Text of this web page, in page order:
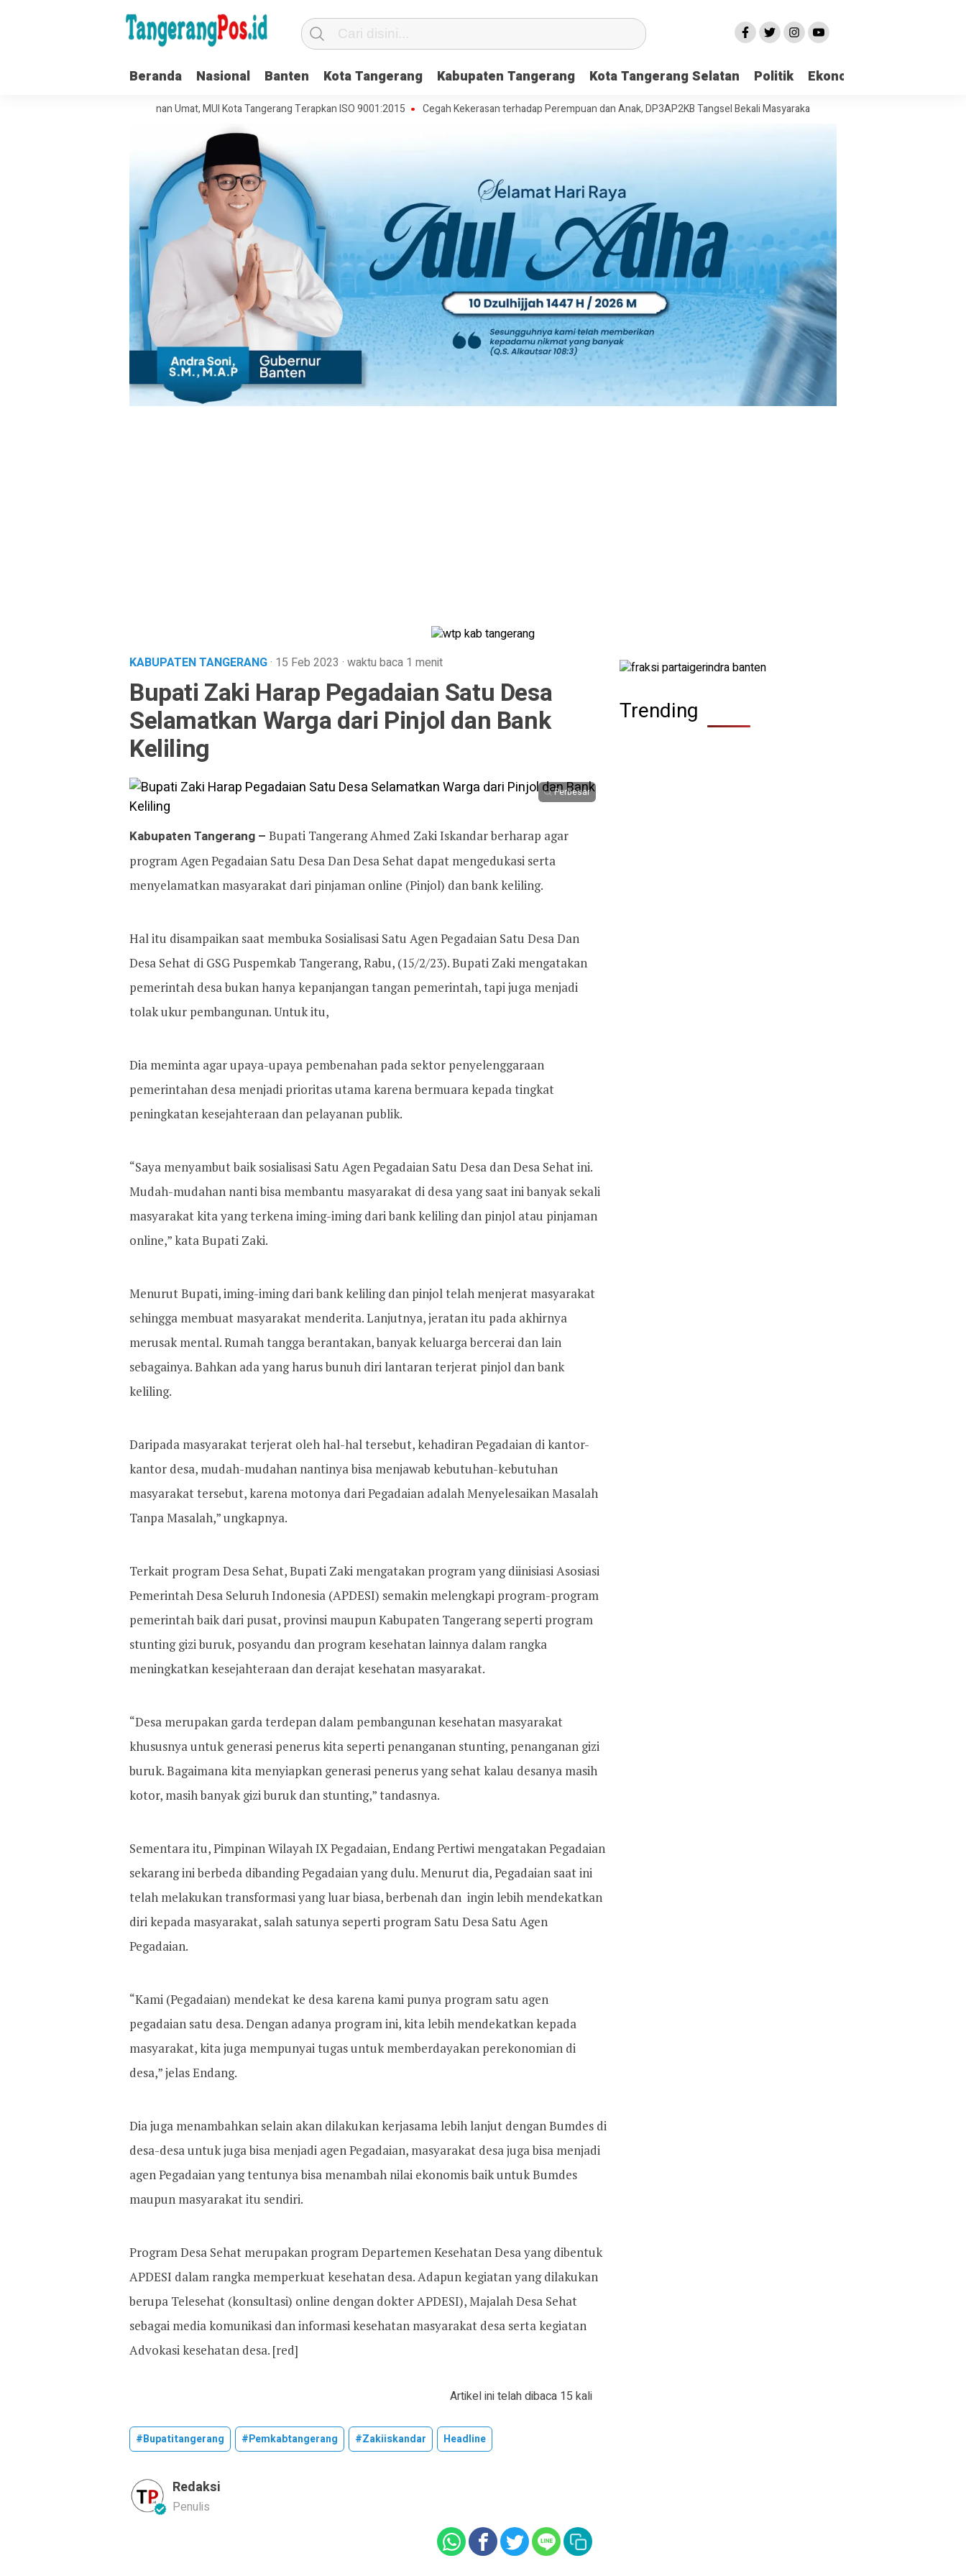
Beranda Nasional Banten Kota Tangerang Kabupaten Tangerang Kota Tangerang Selatan Politik Ekonomi
Organisasi dan Pelayanan Umat, MUI Kota Tangerang Terapkan ISO 9001:2015 Cegah Kekerasan terhadap Perempuan dan Anak, DP3AP2KB Tangsel Bekali Masyarakat Manajemen Stres dan Dukungan Psikologi
KABUPATEN TANGERANG· 15 Feb 2023 · waktu baca 1 menit
Bupati Zaki Harap Pegadaian Satu Desa
Selamatkan Warga dari Pinjol dan Bank
Keliling
Perbesar
Kabupaten Tangerang – Bupati Tangerang Ahmed Zaki Iskandar berharap agar
program Agen Pegadaian Satu Desa Dan Desa Sehat dapat mengedukasi serta
menyelamatkan masyarakat dari pinjaman online (Pinjol) dan bank keliling.
Hal itu disampaikan saat membuka Sosialisasi Satu Agen Pegadaian Satu Desa Dan
Desa Sehat di GSG Puspemkab Tangerang, Rabu, (15/2/23). Bupati Zaki mengatakan
pemerintah desa bukan hanya kepanjangan tangan pemerintah, tapi juga menjadi
tolak ukur pembangunan. Untuk itu,
Dia meminta agar upaya-upaya pembenahan pada sektor penyelenggaraan
pemerintahan desa menjadi prioritas utama karena bermuara kepada tingkat
peningkatan kesejahteraan dan pelayanan publik.
“Saya menyambut baik sosialisasi Satu Agen Pegadaian Satu Desa dan Desa Sehat ini.
Mudah-mudahan nanti bisa membantu masyarakat di desa yang saat ini banyak sekali
masyarakat kita yang terkena iming-iming dari bank keliling dan pinjol atau pinjaman
online,” kata Bupati Zaki.
Menurut Bupati, iming-iming dari bank keliling dan pinjol telah menjerat masyarakat
sehingga membuat masyarakat menderita. Lanjutnya, jeratan itu pada akhirnya
merusak mental. Rumah tangga berantakan, banyak keluarga bercerai dan lain
sebagainya. Bahkan ada yang harus bunuh diri lantaran terjerat pinjol dan bank
keliling.
Daripada masyarakat terjerat oleh hal-hal tersebut, kehadiran Pegadaian di kantor-
kantor desa, mudah-mudahan nantinya bisa menjawab kebutuhan-kebutuhan
masyarakat tersebut, karena motonya dari Pegadaian adalah Menyelesaikan Masalah
Tanpa Masalah,” ungkapnya.
Terkait program Desa Sehat, Bupati Zaki mengatakan program yang diinisiasi Asosiasi
Pemerintah Desa Seluruh Indonesia (APDESI) semakin melengkapi program-program
pemerintah baik dari pusat, provinsi maupun Kabupaten Tangerang seperti program
stunting gizi buruk, posyandu dan program kesehatan lainnya dalam rangka
meningkatkan kesejahteraan dan derajat kesehatan masyarakat.
“Desa merupakan garda terdepan dalam pembangunan kesehatan masyarakat
khususnya untuk generasi penerus kita seperti penanganan stunting, penanganan gizi
buruk. Bagaimana kita menyiapkan generasi penerus yang sehat kalau desanya masih
kotor, masih banyak gizi buruk dan stunting,” tandasnya.
Sementara itu, Pimpinan Wilayah IX Pegadaian, Endang Pertiwi mengatakan Pegadaian
sekarang ini berbeda dibanding Pegadaian yang dulu. Menurut dia, Pegadaian saat ini
telah melakukan transformasi yang luar biasa, berbenah dan ingin lebih mendekatkan
diri kepada masyarakat, salah satunya seperti program Satu Desa Satu Agen
Pegadaian.
“Kami (Pegadaian) mendekat ke desa karena kami punya program satu agen
pegadaian satu desa. Dengan adanya program ini, kita lebih mendekatkan kepada
masyarakat, kita juga mempunyai tugas untuk memberdayakan perekonomian di
desa,” jelas Endang.
Dia juga menambahkan selain akan dilakukan kerjasama lebih lanjut dengan Bumdes di
desa-desa untuk juga bisa menjadi agen Pegadaian, masyarakat desa juga bisa menjadi
agen Pegadaian yang tentunya bisa menambah nilai ekonomis baik untuk Bumdes
maupun masyarakat itu sendiri.
Program Desa Sehat merupakan program Departemen Kesehatan Desa yang dibentuk
APDESI dalam rangka memperkuat kesehatan desa. Adapun kegiatan yang dilakukan
berupa Telesehat (konsultasi) online dengan dokter APDESI), Majalah Desa Sehat
sebagai media komunikasi dan informasi kesehatan masyarakat desa serta kegiatan
Advokasi kesehatan desa. [red]
Artikel ini telah dibaca 15 kali
#bupatitangerang #pemkabtangerang #zakiiskandar Headline
Redaksi
Penulis
Trending